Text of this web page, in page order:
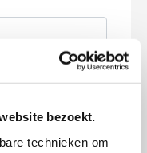
bezoekt.
technieken om